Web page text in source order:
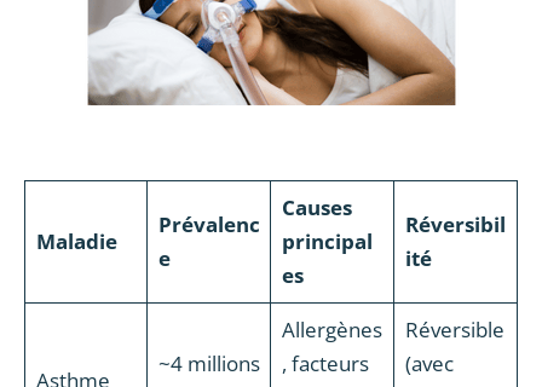
Maladie
Prévalenc
e
Causes
principal
es
Réversibil
ité
Asthme
~4 millions
Allergènes
, facteurs
Réversible
(avec